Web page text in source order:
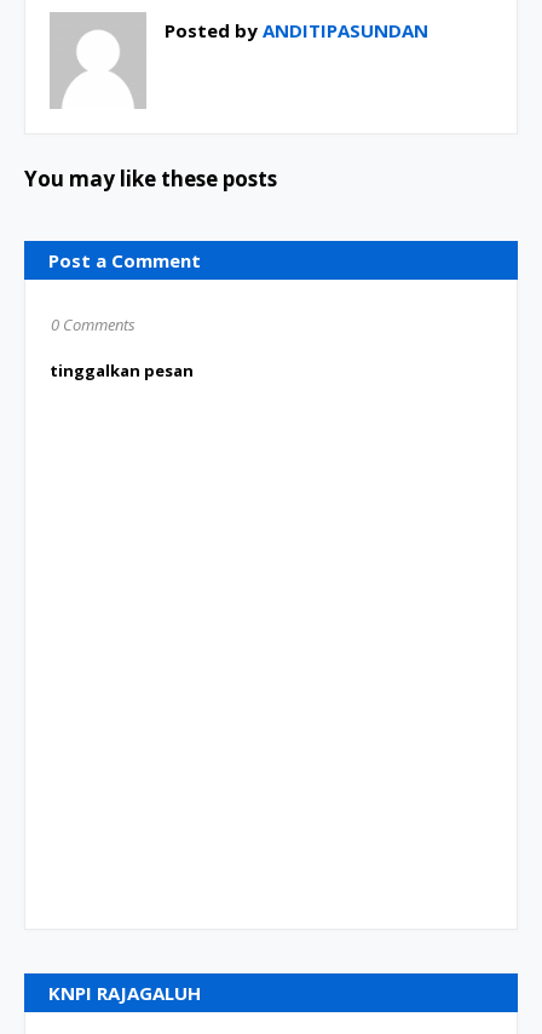
Posted by ANDITIPASUNDAN
You may like these posts
Post a Comment
0 Comments
tinggalkan pesan
KNPI RAJAGALUH